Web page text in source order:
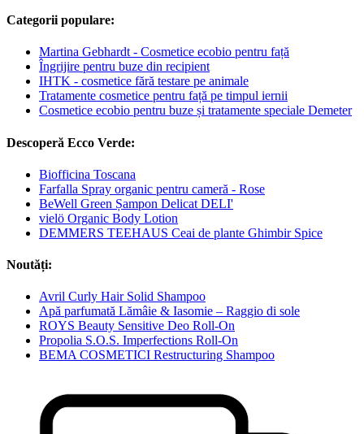
Categorii populare:
Martina Gebhardt - Cosmetice ecobio pentru față
Îngrijire pentru buze din recipient
IHTK - cosmetice fără testare pe animale
Tratamente cosmetice pentru față pe timpul iernii
Cosmetice ecobio pentru buze și tratamente speciale Demeter
Descoperă Ecco Verde:
Biofficina Toscana
Farfalla Spray organic pentru cameră - Rose
BeWell Green Șampon Delicat DELI'
vielö Organic Body Lotion
DEMMERS TEEHAUS Ceai de plante Ghimbir Spice
Noutăți:
Avril Curly Hair Solid Shampoo
Apă parfumată Lămâie & Iasomie – Raggio di sole
ROYS Beauty Sensitive Deo Roll-On
Propolia S.O.S. Imperfections Roll-On
BEMA COSMETICI Restructuring Shampoo